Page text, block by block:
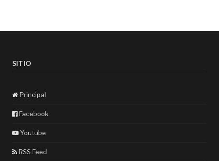
SITIO
Principal
Facebook
Youtube
RSS Feed